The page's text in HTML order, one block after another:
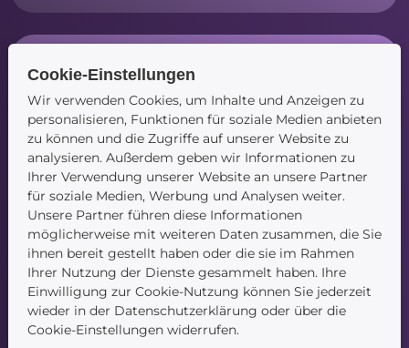
Navigation
Startseite
Blog
Kontakt
Service
Newsletter
Cookie-Einstellungen
Wir verwenden Cookies, um Inhalte und Anzeigen zu
personalisieren, Funktionen für soziale Medien anbieten
zu können und die Zugriffe auf unserer Website zu
analysieren. Außerdem geben wir Informationen zu
Ihrer Verwendung unserer Website an unsere Partner
für soziale Medien, Werbung und Analysen weiter.
Unsere Partner führen diese Informationen
möglicherweise mit weiteren Daten zusammen, die Sie
ihnen bereit gestellt haben oder die sie im Rahmen
Ihrer Nutzung der Dienste gesammelt haben. Ihre
Einwilligung zur Cookie-Nutzung können Sie jederzeit
wieder in der Datenschutzerklärung oder über die
Cookie-Einstellungen widerrufen.